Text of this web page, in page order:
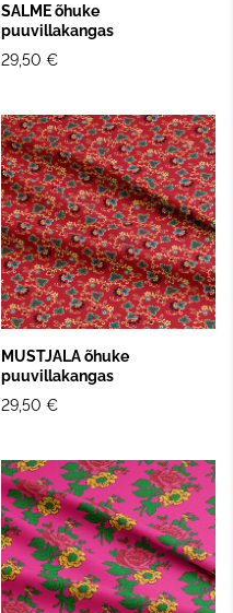
SALME õhuke
puuvillakangas
29,50 €
MUSTJALA õhuke
puuvillakangas
29,50 €